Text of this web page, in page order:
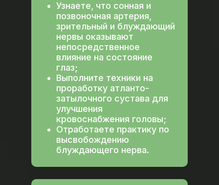
Узнаете, что сонная и
позвоночная артерия,
зрительный и блуждающий
нервы оказывают
непосредственное
влияние на состояние
глаз;
Выполните техники на
проработку атланто-
затылочного сустава для
улучшения
кровоснабжения головы;
Отработаете практику по
высвобождению
блуждающего нерва.